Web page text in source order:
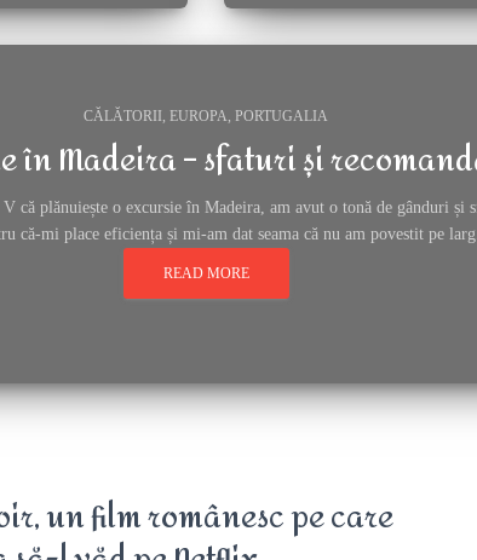
CĂLĂTORII EUROPA PORTUGALIA
în Madeira – sfaturi și
că plănuiește o excursie în Madeira, am avut o tonă de gânduri și
că-mi place eficiența și mi-am dat seama că nu am povestit pe
READ MORE
un film românesc pe care